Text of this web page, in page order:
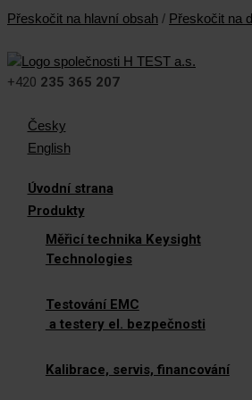
Přeskočit na hlavní obsah / Přeskočit na
+420 235 365 207
Česky
English
Úvodní strana
Produkty
Měřicí technika Keysight
Technologies
Testování EMC
a testery el. bezpečnosti
Kalibrace, servis, financování